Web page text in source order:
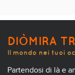
DIÒMIRA
Il mondo nei tuoi
Partendosi di là e